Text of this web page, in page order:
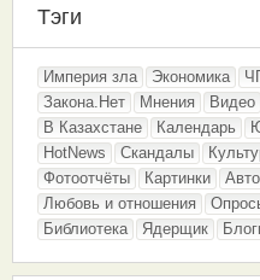
Тэги
Империя зла Экономика
Закона.Нет
Мнения Видео
В Казахстане
Календарь
HotNews
Скандалы
Фотоотчёты
Картинки Авто
Любовь и отношения
Библиотека
Ядерщик